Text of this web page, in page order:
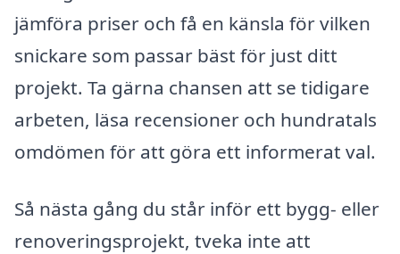
jämföra priser och få en känsla för vilken
snickare som passar bäst för just ditt
projekt. Ta gärna chansen att se tidigare
arbeten, läsa recensioner och hundratals
omdömen för att göra ett informerat val.
Så nästa gång du står inför ett bygg- eller
renoveringsprojekt, tveka inte att